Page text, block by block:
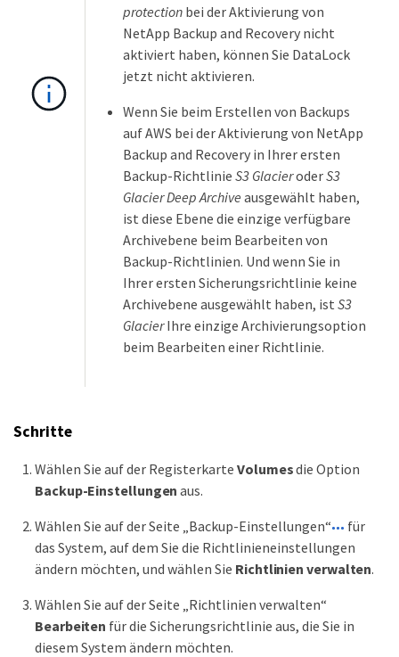
protection bei der Aktivierung von
NetApp Backup and Recovery nicht
aktiviert haben, können Sie DataLock
jetzt nicht aktivieren.
Wenn Sie beim Erstellen von Backups
auf AWS bei der Aktivierung von NetApp
Backup and Recovery in Ihrer ersten
Backup-Richtlinie S3 GlacieroderS3
Glacier Deep Archive ausgewählt haben,
ist diese Ebene die einzige verfügbare
Archivebene beim Bearbeiten von
Backup-Richtlinien. Und wenn Sie in
Ihrer ersten Sicherungsrichtlinie keine
Archivebene ausgewählt haben, ist S3
GlacierIhre einzige Archivierungsoption
beim Bearbeiten einer Richtlinie.
Schritte
Wählen Sie auf der Registerkarte Volumesdie Option
Backup-Einstellungen aus.
Wählen Sie auf der Seite „Backup-Einstellungen“
für
das System, auf dem Sie die Richtlinieneinstellungen
ändern möchten, und wählen Sie Richtlinien verwalten.
Wählen Sie auf der Seite „Richtlinien verwalten“
Bearbeiten für die Sicherungsrichtlinie aus, die Sie in
diesem System ändern möchten.